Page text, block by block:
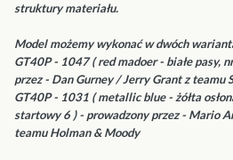
struktury materiału.
Model możemy wykonać w dwóch
GT40P - 1047 ( red madoer - białe pasy,
przez - Dan Gurney / Jerry Grant z teamu
GT40P - 1031 ( metallic blue - żółta
startowy 6 ) - prowadzony przez - Mario
teamu Holman & Moody